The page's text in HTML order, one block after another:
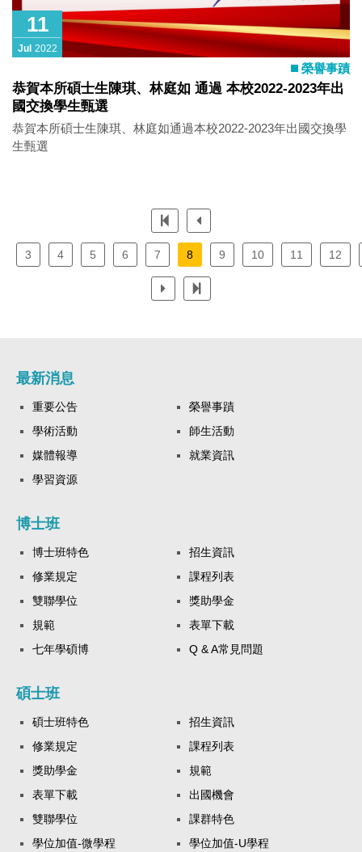
11
Jul 2022
榮譽事蹟
恭賀本所碩士生陳琪、林庭如 通過 本校2022-2023年出
國交換學生甄選
恭賀本所碩士生陳琪、林庭如通過本校2022-2023年出國交換學
生甄選
3 4 5 6 7 8 9 10 11 12
最新消息
重要公告
榮譽事蹟
學術活動
師生活動
媒體報導
就業資訊
學習資源
博士班
博士班特色
招生資訊
修業規定
課程列表
雙聯學位
獎助學金
規範
表單下載
七年學碩博
Q & A常見問題
碩士班
碩士班特色
招生資訊
修業規定
課程列表
獎助學金
規範
表單下載
出國機會
雙聯學位
課群特色
學位加值-微學程
學位加值-U學程